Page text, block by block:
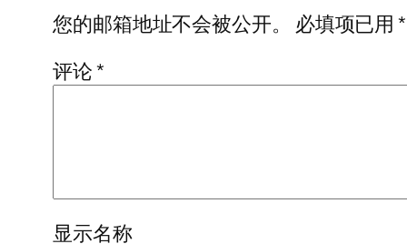
您的邮箱地址不会被公开。
必填项已用*
评论*
显示名称